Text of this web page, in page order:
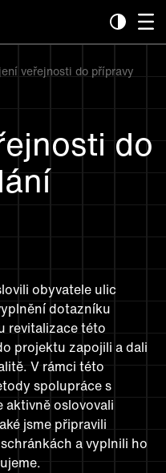
veřejnosti do přípravy
do
obyvatele ulic
dotazníku
revitalizace této
projektu zapojili a dali
V rámci této
spolupráce s
aktivně oslovovali
jsme připravili
a vyplnili ho